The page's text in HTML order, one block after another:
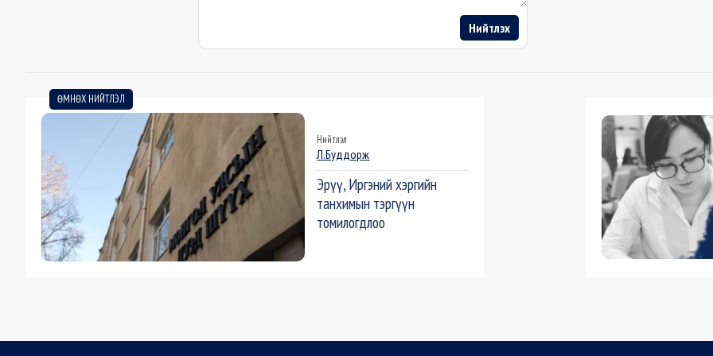
Нийтлэх
ӨМНӨХ НИЙТЛЭЛ
Нийтлэл
Л.Буддорж
Эрүү, Иргэний хэргийн
танхимын тэргүүн
томилогдлоо